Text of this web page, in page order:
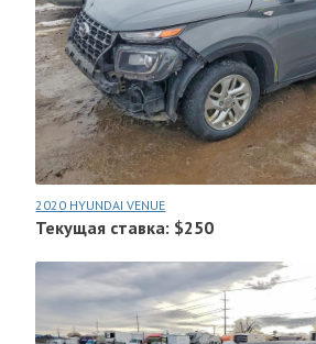
2020 HYUNDAI VENUE
Текущая ставка: $250